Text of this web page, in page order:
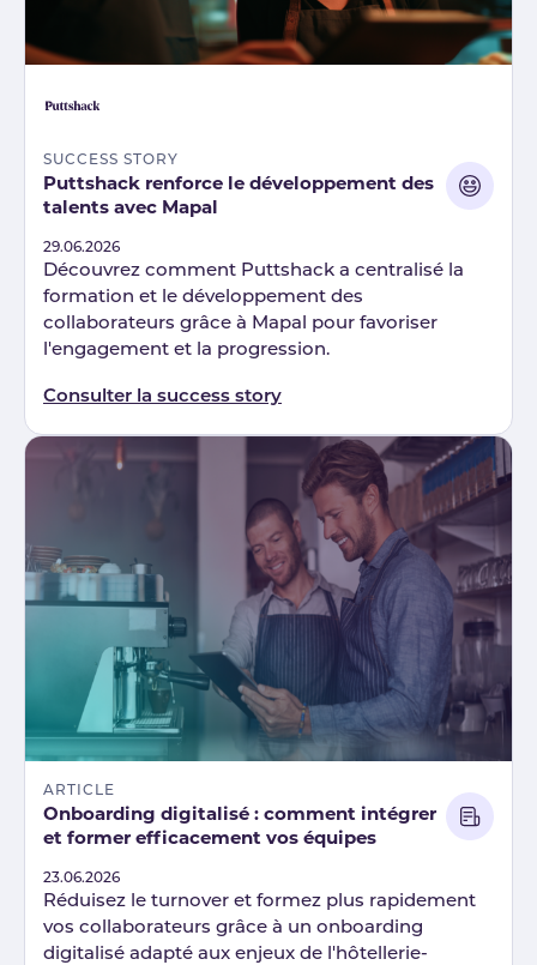
SUCCESS STORY
Puttshack renforce le développement des
talents avec Mapal
Published
29.06.2026
Découvrez comment Puttshack a centralisé la
formation et le développement des
collaborateurs grâce à Mapal pour favoriser
l'engagement et la progression.
Consulter la success story
ARTICLE
Onboarding digitalisé : comment intégrer
et former efficacement vos équipes
Published
23.06.2026
Réduisez le turnover et formez plus rapidement
vos collaborateurs grâce à un onboarding
digitalisé adapté aux enjeux de l'hôtellerie-